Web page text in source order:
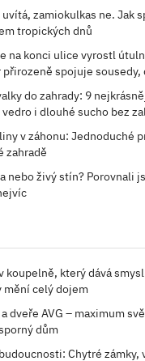
zamiokulkas ne. Jak
tropických dnů
na konci ulice vyrostl
přirozeně spojuje
do zahrady: 9
i dlouhé sucho bez
v záhonu: Jednoduché
zahradě
nebo živý stín? Porovnali
koupelně, který dává
celý dojem
dveře AVG – maximum
dům
Chytré zámky,